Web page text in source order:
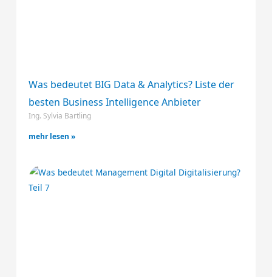
Was bedeutet BIG Data & Analytics? Liste der
besten Business Intelligence Anbieter
Ing. Sylvia Bartling
mehr lesen »